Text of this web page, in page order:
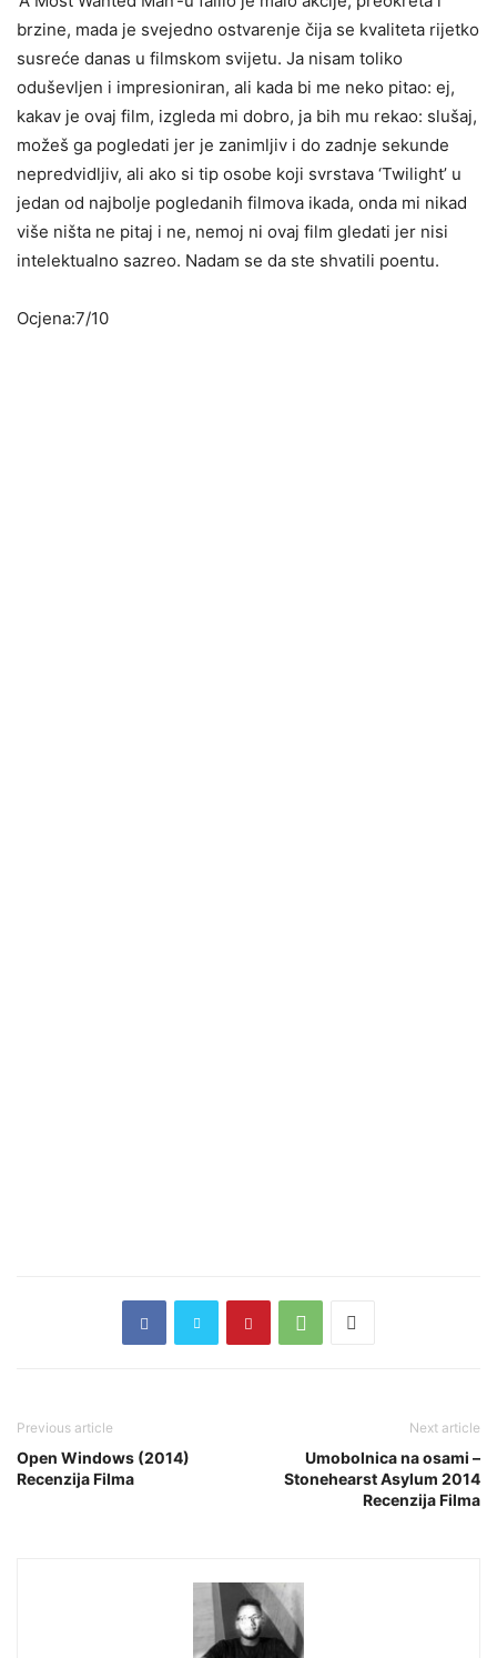
brzine, mada je svejedno ostvarenje čija se kvaliteta rijetko
susreće danas u filmskom svijetu. Ja nisam toliko
oduševljen i impresioniran, ali kada bi me neko pitao: ej,
kakav je ovaj film, izgleda mi dobro, ja bih mu rekao: slušaj,
možeš ga pogledati jer je zanimljiv i do zadnje sekunde
nepredvidljiv, ali ako si tip osobe koji svrstava ‘Twilight’ u
jedan od najbolje pogledanih filmova ikada, onda mi nikad
više ništa ne pitaj i ne, nemoj ni ovaj film gledati jer nisi
intelektualno sazreo. Nadam se da ste shvatili poentu.
Ocjena:7/10
Previous article
Open Windows (2014)
Recenzija Filma
Next article
Umobolnica na osami –
Stonehearst Asylum 2014
Recenzija Filma